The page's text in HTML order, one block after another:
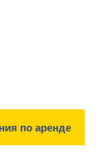
по аренде